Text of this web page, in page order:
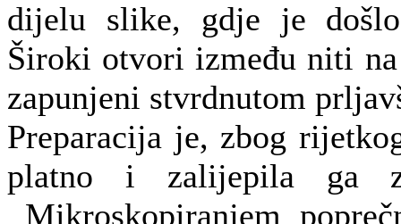
dijelu slike, gdje je
Široki otvori između niti
zapunjeni stvrdnutom
Preparacija je, zbog
platno i zalijepila ga
Mikroskopiranjem